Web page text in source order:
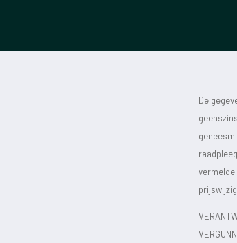
De
vermelde